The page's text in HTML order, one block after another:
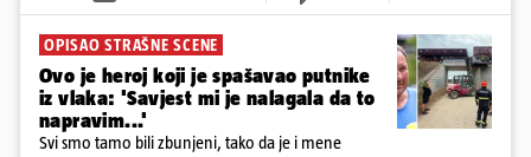
OPISAO STRAŠNE SCENE
Ovo je heroj koji je spašavao putnike
iz vlaka: 'Savjest mi je nalagala da to
napravim...'
Svi smo tamo bili zbunjeni, tako da je i mene